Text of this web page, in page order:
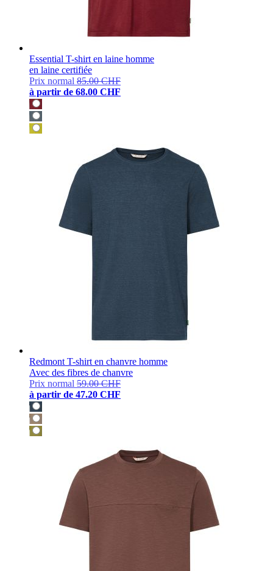
Essential T-shirt en laine homme
en laine certifiée
Prix normal 85.00 CHF
à partir de 68.00 CHF
Redmont T-shirt en chanvre homme
Avec des fibres de chanvre
Prix normal 59.00 CHF
à partir de 47.20 CHF